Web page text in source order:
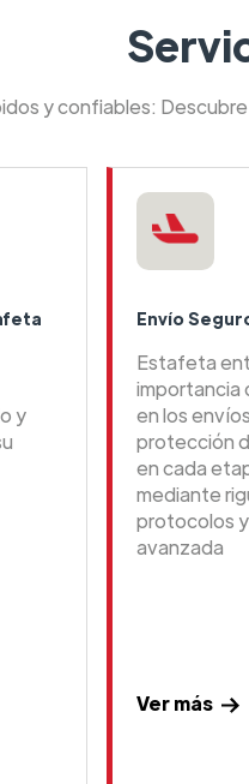
y confiables:
y
Envío
Estafeta
importancia
en los
protección
en cada
mediante
protocolos
avanzada
Ver más